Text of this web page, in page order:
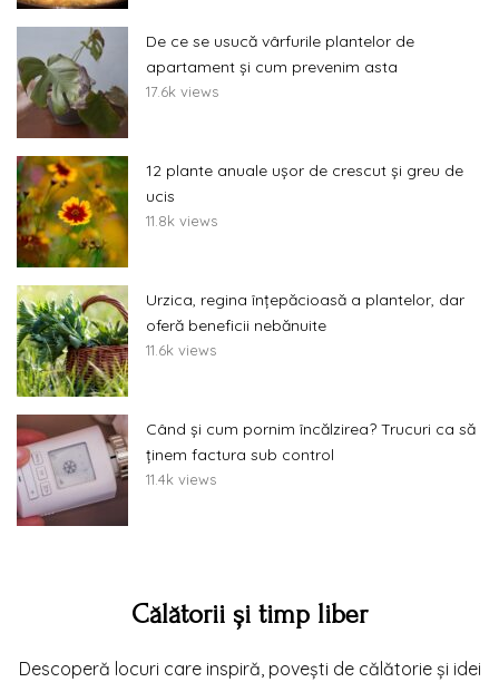
De ce se usucă vârfurile plantelor de
apartament și cum prevenim asta
17.6k views
12 plante anuale ușor de crescut și greu de
ucis
11.8k views
Urzica, regina înțepăcioasă a plantelor, dar
oferă beneficii nebănuite
11.6k views
Când și cum pornim încălzirea? Trucuri ca să
ținem factura sub control
11.4k views
Călătorii și timp liber
Descoperă locuri care inspiră, povești de călătorie și idei